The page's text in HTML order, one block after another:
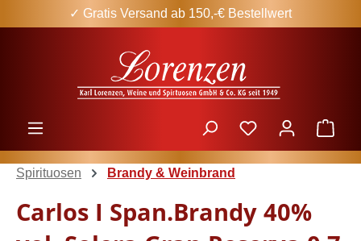
Zum Hauptinhalt springen
✓ Gratis Versand ab 150,-€ Bestellwert
Spirituosen Brandy & Weinbrand
Carlos I Span.Brandy 40%